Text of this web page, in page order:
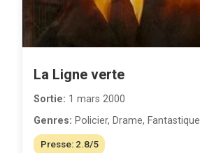
La Ligne verte
Sortie: 1 mars 2000
Genres: Policier, Drame, Fantastique
Presse: 2.8/5